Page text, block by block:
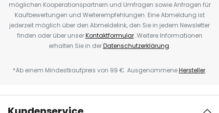
möglichen Kooperationspartnern und Umfragen sowie Anfragen für
Kaufbewertungen und Weiterempfehlungen. Eine Abmeldung ist
jederzeit möglich über den Abmeldelink, den Sie in jedem Newsletter
finden oder über unserKontaktformular. Weitere Informationen
erhalten Sie in derDatenschutzerklärung.
*Ab einem Mindestkaufpreis von 99 €. AusgenommeneHersteller.